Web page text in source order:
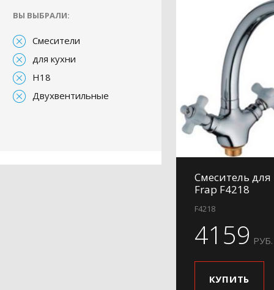
ВЫ ВЫБРАЛИ:
Смесители
для кухни
H18
Двухвентильные
Смеситель для
Frap F4218
F4218
4159 РУБ.
КУПИТЬ